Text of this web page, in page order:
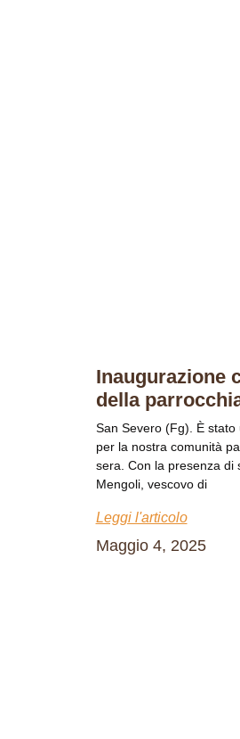
Inaugurazione
della
San Severo (Fg). È
per la nostra comunità
sera. Con la presenza di
Mengoli, vescovo di
Leggi l'articolo
Maggio 4, 2025